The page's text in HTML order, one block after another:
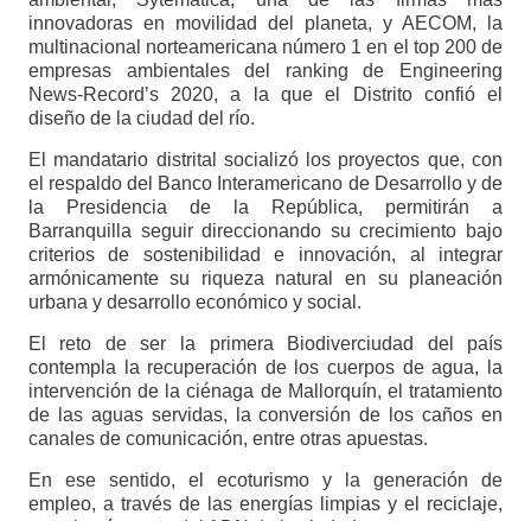
innovadoras en movilidad del planeta, y AECOM, la
multinacional norteamericana número 1 en el top 200 de
empresas ambientales del ranking de Engineering
News-Record’s 2020, a la que el Distrito confió el
diseño de la ciudad del río.
El mandatario distrital socializó los proyectos que, con
el respaldo del Banco Interamericano de Desarrollo y de
la Presidencia de la República, permitirán a
Barranquilla seguir direccionando su crecimiento bajo
criterios de sostenibilidad e innovación, al integrar
armónicamente su riqueza natural en su planeación
urbana y desarrollo económico y social.
El reto de ser la primera Biodiverciudad del país
contempla la recuperación de los cuerpos de agua, la
intervención de la ciénaga de Mallorquín, el tratamiento
de las aguas servidas, la conversión de los caños en
canales de comunicación, entre otras apuestas.
En ese sentido, el ecoturismo y la generación de
empleo, a través de las energías limpias y el reciclaje,